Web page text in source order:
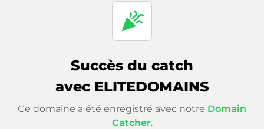
celebration
Succès du catch
avec ELITEDOMAINS
Ce domaine a été enregistré avec notre Domain
Catcher.